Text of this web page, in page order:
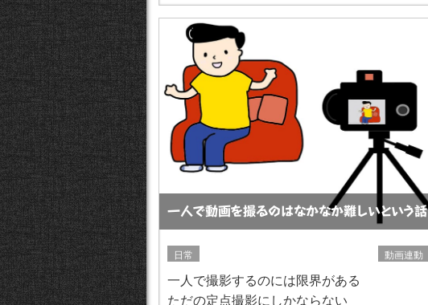
一人で動画を撮るのはなかなか難しいという話
日常 動画連動
一人で撮影するのには限界がある
ただの定点撮影にしかならない